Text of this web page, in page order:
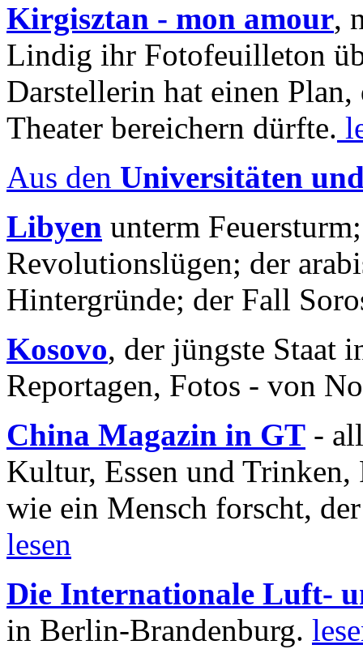
Kirgisztan - mon amour,
Lindig ihr Fotofeuilleton
Darstellerin hat einen Plan,
Theater bereichern dürfte.
Aus den Universitäten
Libyen unterm
Revolutionslügen; der
Hintergründe; der Fall
Kosovo, der jüngste Staat
Reportagen, Fotos - von
China Magazin in GT -
Kultur, Essen und
wie ein Mensch forscht,
lesen
Die Internationale Luft-
in Berlin-Brandenburg.